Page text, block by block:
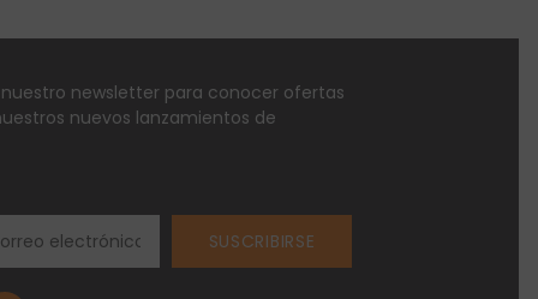
newsletter para conocer ofertas
nuevos lanzamientos de
SUSCRIBIRSE